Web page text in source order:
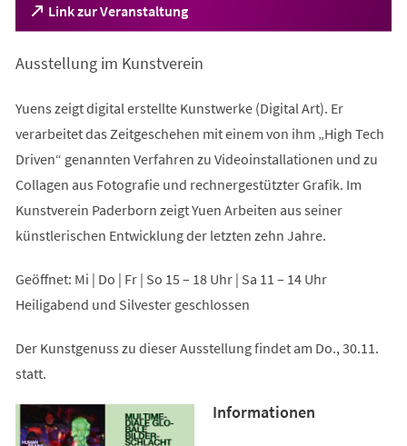
Link zur Veranstaltung
(Öffnet
in
neuen
Ausstellung im Kunstverein
Yuens zeigt digital erstellte Kunstwerke (Digital Art). Er
verarbeitet das Zeitgeschehen mit einem von ihm „High Tech
Driven“ genannten Verfahren zu Videoinstallationen und zu
Collagen aus Fotografie und rechnergestützter Grafik. Im
Kunstverein Paderborn zeigt Yuen Arbeiten aus seiner
künstlerischen Entwicklung der letzten zehn Jahre.
Geöffnet: Mi | Do | Fr | So 15 – 18 Uhr | Sa 11 – 14 Uhr
Heiligabend und Silvester geschlossen
Der Kunstgenuss zu dieser Ausstellung findet am Do., 30.11.
statt.
Informationen